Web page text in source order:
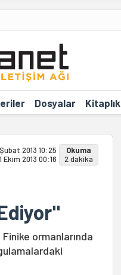
Dosyalar Kitaplık
Şubat 2013 10:25
Ekim 2013 00:16
Okuma
2 dakika
ormanlarında